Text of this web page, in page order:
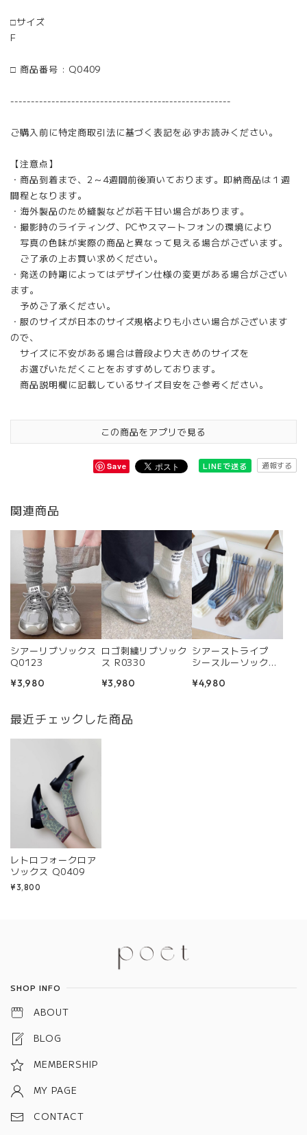
□サイズ
F
□ 商品番号 : Q0409
------------------------------------------------------
ご購入前に特定商取引法に基づく表記を必ずお読みください。
【注意点】
・商品到着まで、2～4週間前後頂いております。即納商品は１週
間程となります。
・海外製品のため縫製などが若干甘い場合があります。
・撮影時のライティング、PCやスマートフォンの環境により
写真の色味が実際の商品と異なって見える場合がございます。
ご了承の上お買い求めください。
・発送の時期によってはデザイン仕様の変更がある場合がござい
ます。
予めご了承ください。
・服のサイズが日本のサイズ規格よりも小さい場合がございます
ので、
サイズに不安がある場合は普段より大きめのサイズを
お選びいただくことをおすすめしております。
商品説明欄に記載しているサイズ目安をご参考ください。
この商品をアプリで見る
Save LINEで送る 通報する
関連商品
シアーリブソックス
Q0123
¥3,980
ロゴ刺繍リブソック
ス R0330
¥3,980
シアーストライプ
シースルーソックス
¥4,980
最近チェックした商品
レトロフォークロア
ソックス Q0409
¥3,800
SHOP INFO
ABOUT
BLOG
MEMBERSHIP
MY PAGE
CONTACT